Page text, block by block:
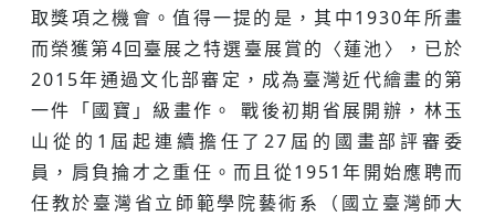
取獎項之機會。值得一提的是，其中1930年所畫
而榮獲第4回臺展之特選臺展賞的〈蓮池〉，已於
2015年通過文化部審定，成為臺灣近代繪畫的第
一件「國寶」級畫作。 戰後初期省展開辦，林玉
山從的1屆起連續擔任了27屆的國畫部評審委
員，肩負掄才之重任。而且從1951年開始應聘而
任教於臺灣省立師範學院藝術系（國立臺灣師大